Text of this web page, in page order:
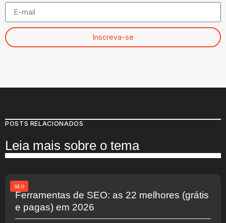
Inscreva-se
POSTS RELACIONADOS
Leia mais sobre o tema
SEO
Ferramentas de SEO: as 22 melhores (grátis
e pagas) em 2026